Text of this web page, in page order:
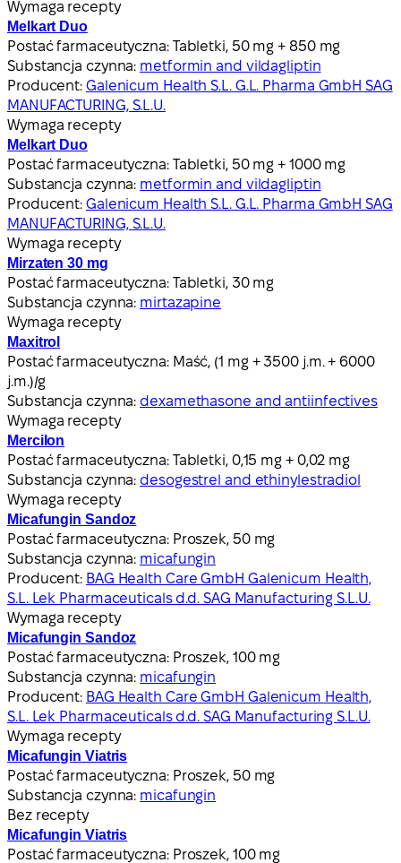
Wymaga recepty
Melkart Duo
Postać farmaceutyczna: Tabletki, 50 mg + 850 mg
Substancja czynna: metformin and vildagliptin
Producent: Galenicum Health S.L. G.L. Pharma GmbH SAG
MANUFACTURING, S.L.U.
Wymaga recepty
Melkart Duo
Postać farmaceutyczna: Tabletki, 50 mg + 1000 mg
Substancja czynna: metformin and vildagliptin
Producent: Galenicum Health S.L. G.L. Pharma GmbH SAG
MANUFACTURING, S.L.U.
Wymaga recepty
Mirzaten 30 mg
Postać farmaceutyczna: Tabletki, 30 mg
Substancja czynna: mirtazapine
Wymaga recepty
Maxitrol
Postać farmaceutyczna: Maść, (1 mg + 3500 j.m. + 6000
j.m.)/g
Substancja czynna: dexamethasone and antiinfectives
Wymaga recepty
Mercilon
Postać farmaceutyczna: Tabletki, 0,15 mg + 0,02 mg
Substancja czynna: desogestrel and ethinylestradiol
Wymaga recepty
Micafungin Sandoz
Postać farmaceutyczna: Proszek, 50 mg
Substancja czynna: micafungin
Producent: BAG Health Care GmbH Galenicum Health,
S.L. Lek Pharmaceuticals d.d. SAG Manufacturing S.L.U.
Wymaga recepty
Micafungin Sandoz
Postać farmaceutyczna: Proszek, 100 mg
Substancja czynna: micafungin
Producent: BAG Health Care GmbH Galenicum Health,
S.L. Lek Pharmaceuticals d.d. SAG Manufacturing S.L.U.
Wymaga recepty
Micafungin Viatris
Postać farmaceutyczna: Proszek, 50 mg
Substancja czynna: micafungin
Bez recepty
Micafungin Viatris
Postać farmaceutyczna: Proszek, 100 mg